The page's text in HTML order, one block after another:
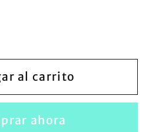
al carrito
ahora